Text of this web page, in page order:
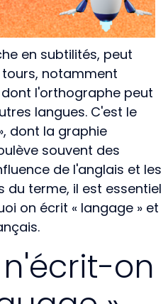
en subtilités, peut
notamment
l'orthographe peut
langues. C'est le
dont la graphie
souvent des
de l'anglais et les
du terme, il est essentiel
on écrit « langage » et
on